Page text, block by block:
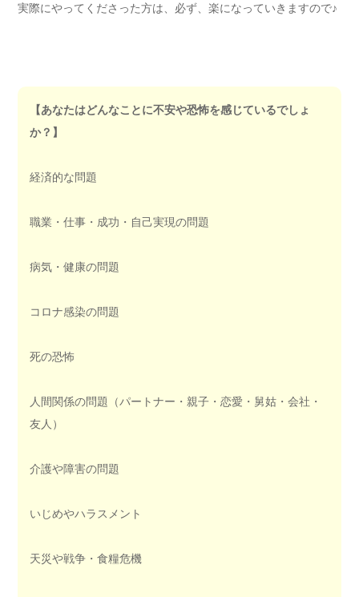
実際にやってくださった方は、必ず、楽になっていきますので♪
【あなたはどんなことに不安や恐怖を感じているでしょ
か？】
経済的な問題
職業・仕事・成功・自己実現の問題
病気・健康の問題
コロナ感染の問題
死の恐怖
人間関係の問題（パートナー・親子・恋愛・舅姑・会社・
友人）
介護や障害の問題
いじめやハラスメント
天災や戦争・食糧危機